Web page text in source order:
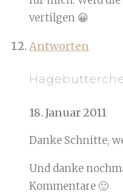
vertilgen 😀
Antworten
18. Januar 2011
Danke Schnitte,
Und danke
Kommentare 🙂